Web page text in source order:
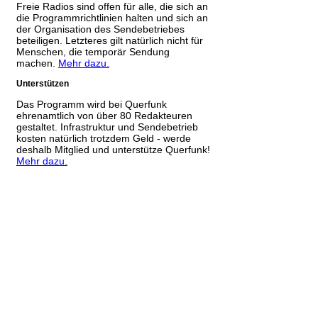
Freie Radios sind offen für alle, die sich an
die Programmrichtlinien halten und sich an
der Organisation des Sendebetriebes
beteiligen. Letzteres gilt natürlich nicht für
Menschen, die temporär Sendung
machen. Mehr dazu.
Unterstützen
Das Programm wird bei Querfunk
ehrenamtlich von über 80 Redakteuren
gestaltet. Infrastruktur und Sendebetrieb
kosten natürlich trotzdem Geld - werde
deshalb Mitglied und unterstütze Querfunk!
Mehr dazu.